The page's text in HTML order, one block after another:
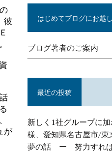
彼
が
はじめてブログにお越
ブログ著者のご案内
最近の投稿
新しく1社グループに
様、愛知県名古屋市/東
夢の話 ー 努力すれば